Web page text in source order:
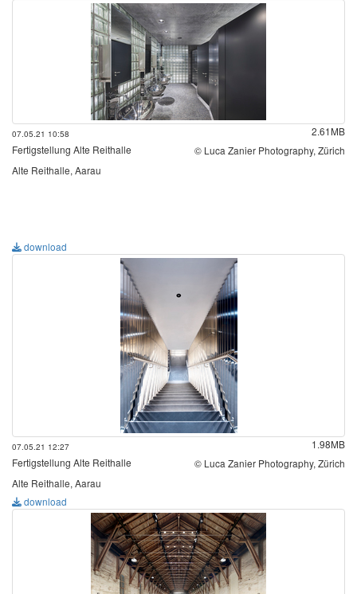
07.05.21 10:58
2.61MB
© Luca Zanier Photography, Zürich
Fertigstellung Alte Reithalle
Alte Reithalle, Aarau
download
07.05.21 12:27
1.98MB
© Luca Zanier Photography, Zürich
Fertigstellung Alte Reithalle
Alte Reithalle, Aarau
download